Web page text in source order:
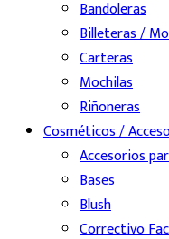
Bandoleras
Billeteras /
Carteras
Mochilas
Riñoneras
Cosméticos /
Accesorios
Bases
Blush
Correctivo